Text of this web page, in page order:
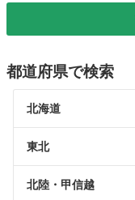
都道府県で検索
北海道
東北
北陸・甲信越